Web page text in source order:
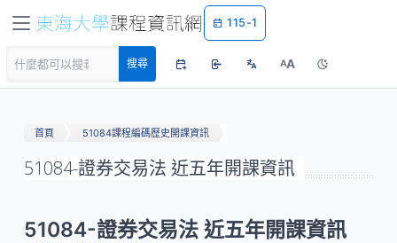
115-1
搜尋 AA
首頁 51084課程編碼歷史開課資訊
51084-證券交易法 近五年開課資訊
51084-證券交易法 近五年開課資訊